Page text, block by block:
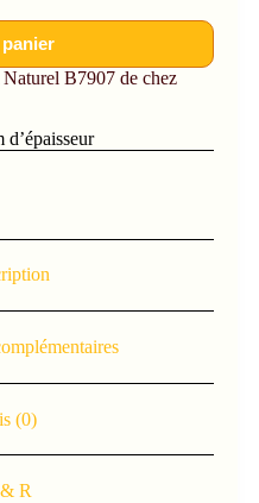
B7907 de chez
(0)
R